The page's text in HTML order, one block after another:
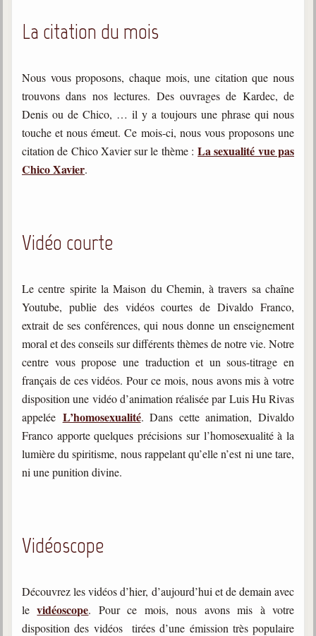
Galerie
Vidéoscope
Filmothèque
Les Illustrés
France
Belgique, Lux. et Canada
Fédérations spirites
Médias spirites
@
La citation du mois
Nous vous proposons, chaque mois, une citation que nous
trouvons dans nos lectures. Des ouvrages de Kardec, de
Denis ou de Chico, … il y a toujours une phrase qui nous
touche et nous émeut. Ce mois-ci, nous vous proposons une
citation de Chico Xavier sur le thème :La sexualité vue pas
Chico Xavier.
Vidéo courte
Le centre spirite la Maison du Chemin, à travers sa chaîne
Youtube, publie des vidéos courtes de Divaldo Franco,
extrait de ses conférences, qui nous donne un enseignement
moral et des conseils sur différents thèmes de notre vie. Notre
centre vous propose une traduction et un sous-titrage en
français de ces vidéos. Pour ce mois, nous avons mis à votre
disposition une vidéo d’animation réalisée par Luis Hu Rivas
appelée L’homosexualité. Dans cette animation, Divaldo
Franco apporte quelques précisions sur l’homosexualité à la
lumière du spiritisme, nous rappelant qu’elle n’est ni une tare,
ni une punition divine.
Vidéoscope
Découvrez les vidéos d’hier, d’aujourd’hui et de demain avec
levidéoscope. Pour ce mois, nous avons mis à votre
disposition des vidéos tirées d’une émission très populaire